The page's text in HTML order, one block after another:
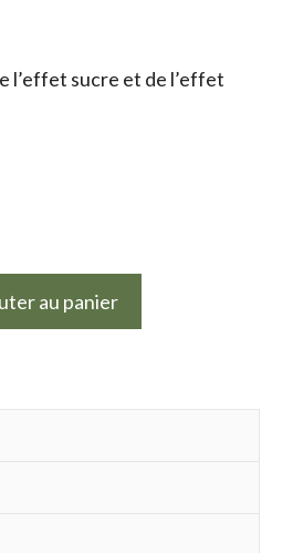
l’effet sucre et de l’effet
au panier